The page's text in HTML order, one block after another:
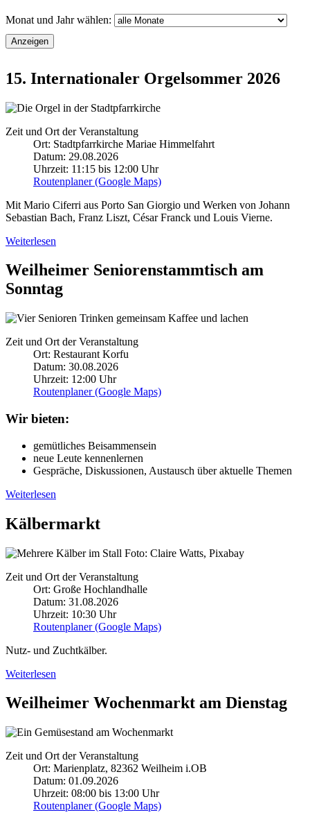
Monat und Jahr wählen:
Anzeigen
15. Internationaler Orgelsommer 2026
Zeit und Ort der Veranstaltung
Ort: Stadtpfarrkirche Mariae Himmelfahrt
Datum: 29.08.2026
Uhrzeit: 11:15 bis 12:00 Uhr
Routenplaner (Google Maps)
Mit Mario Ciferri aus Porto San Giorgio und Werken von Johann
Sebastian Bach, Franz Liszt, César Franck und Louis Vierne.
Weiterlesen
Weilheimer Seniorenstammtisch am
Sonntag
Zeit und Ort der Veranstaltung
Ort: Restaurant Korfu
Datum: 30.08.2026
Uhrzeit: 12:00 Uhr
Routenplaner (Google Maps)
Wir bieten:
gemütliches Beisammensein
neue Leute kennenlernen
Gespräche, Diskussionen, Austausch über aktuelle Themen
Weiterlesen
Kälbermarkt
Foto: Claire Watts, Pixabay
Zeit und Ort der Veranstaltung
Ort: Große Hochlandhalle
Datum: 31.08.2026
Uhrzeit: 10:30 Uhr
Routenplaner (Google Maps)
Nutz- und Zuchtkälber.
Weiterlesen
Weilheimer Wochenmarkt am Dienstag
Zeit und Ort der Veranstaltung
Ort: Marienplatz, 82362 Weilheim i.OB
Datum: 01.09.2026
Uhrzeit: 08:00 bis 13:00 Uhr
Routenplaner (Google Maps)